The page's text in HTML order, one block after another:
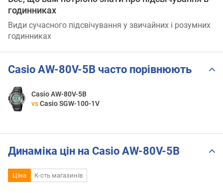
годинниках
Види сучасного підсвічування у звичайних і розумних
годинниках
Casio AW-80V-5B часто порівнюють
Casio AW-80V-5B
vs Casio SGW-100-1V
Динаміка цін на Casio AW-80V-5B
Ціна К-сть магазинів